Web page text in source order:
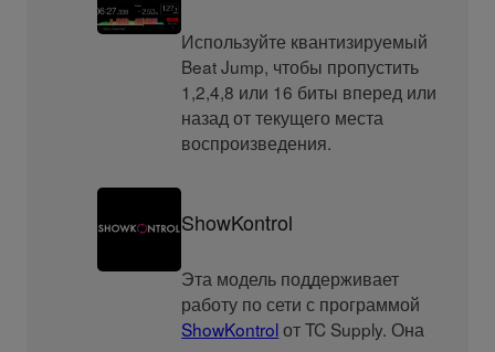
Используйте квантизируемый
Beat Jump, чтобы пропустить
1,2,4,8 или 16 биты вперед или
назад от текущего места
воспроизведения.
ShowKontrol
Эта модель поддерживает
работу по сети с программой
ShowKontrolот TC Supply. Она